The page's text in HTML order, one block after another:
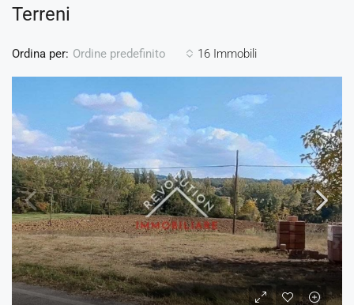
Terreni
16 Immobili
Ordina per: Ordine predefinito